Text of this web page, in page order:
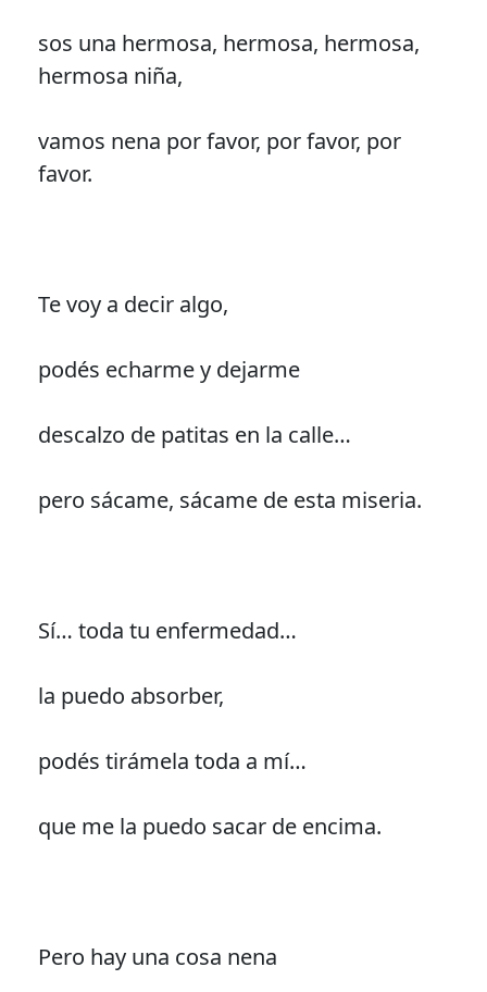
sos una hermosa, hermosa, hermosa,
hermosa niña,
vamos nena por favor, por favor, por
favor.
Te voy a decir algo,
podés echarme y dejarme
descalzo de patitas en la calle…
pero sácame, sácame de esta miseria.
Sí… toda tu enfermedad…
la puedo absorber,
podés tirámela toda a mí…
que me la puedo sacar de encima.
Pero hay una cosa nena